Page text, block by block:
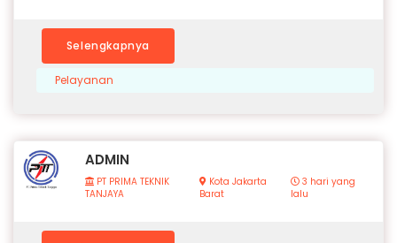
Selengkapnya
Pelayanan
ADMIN
PT PRIMA TEKNIK
TANJAYA
Kota Jakarta
Barat
3 hari yang
lalu